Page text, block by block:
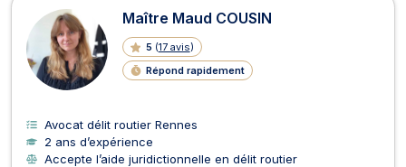
Maître Maud COUSIN
5 (17 avis)
Répond rapidement
Avocat délit routier Rennes
2 ans d’expérience
Accepte l’aide juridictionnelle en délit routier